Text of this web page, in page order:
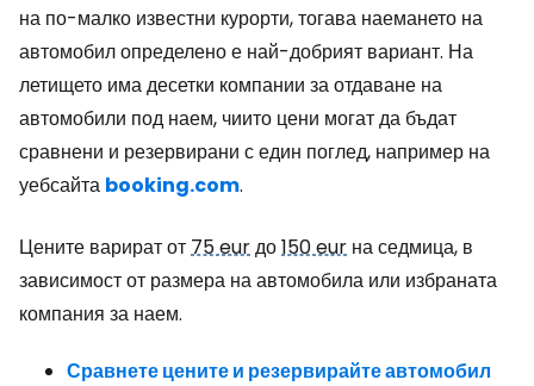
на по-малко известни курорти, тогава наемането на
автомобил определено е най-добрият вариант. На
летището има десетки компании за отдаване на
автомобили под наем, чиито цени могат да бъдат
сравнени и резервирани с един поглед, например на
уебсайта booking.com.
Цените варират от75 eurдо150 eur на седмица, в
зависимост от размера на автомобила или избраната
компания за наем.
Сравнете цените и резервирайте автомобил